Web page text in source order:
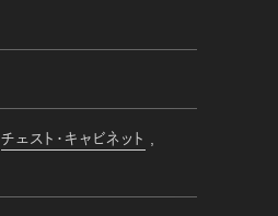
チェスト・キャビネット